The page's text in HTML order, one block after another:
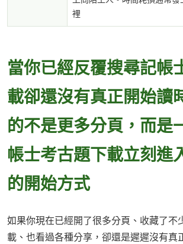
裡
當你已經反覆搜尋記帳
載卻還沒有真正開始讀
的不是更多分頁，而是
帳士考古題下載立刻進
的開始方式
如果你現在已經開了很多分頁、收藏了不
載、也看過各種分享，卻還是遲遲沒有真